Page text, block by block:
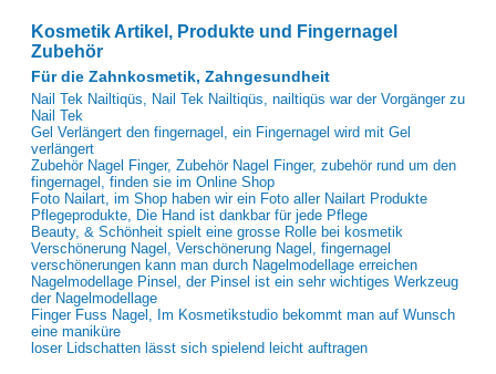
Kosmetik Artikel, Produkte und Fingernagel
Zubehör
Für die Zahnkosmetik, Zahngesundheit
Nail Tek Nailtiqüs, Nail Tek Nailtiqüs, nailtiqüs war der Vorgänger zu
Nail Tek
Gel Verlängert den fingernagel, ein Fingernagel wird mit Gel
verlängert
Zubehör Nagel Finger, Zubehör Nagel Finger, zubehör rund um den
fingernagel, finden sie im Online Shop
Foto Nailart, im Shop haben wir ein Foto aller Nailart Produkte
Pflegeprodukte, Die Hand ist dankbar für jede Pflege
Beauty, & Schönheit spielt eine grosse Rolle bei kosmetik
Verschönerung Nagel, Verschönerung Nagel, fingernagel
verschönerungen kann man durch Nagelmodellage erreichen
Nagelmodellage Pinsel, der Pinsel ist ein sehr wichtiges Werkzeug
der Nagelmodellage
Finger Fuss Nagel, Im Kosmetikstudio bekommt man auf Wunsch
eine maniküre
loser Lidschatten lässt sich spielend leicht auftragen